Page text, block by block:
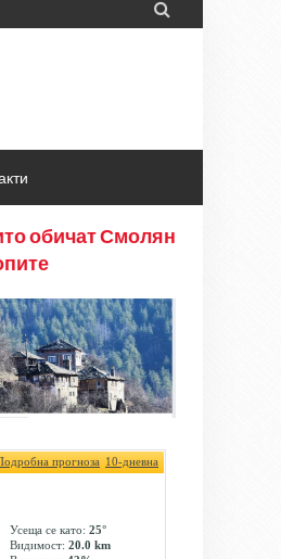

обичат Смолян